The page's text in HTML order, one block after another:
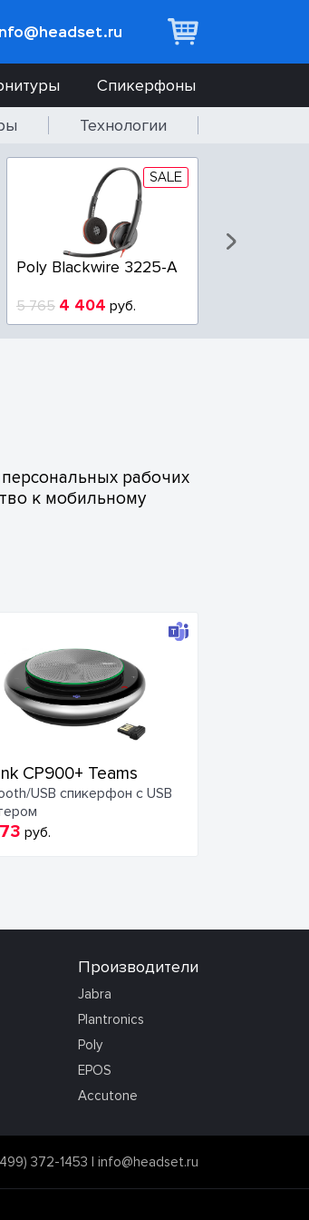
Спикерфоны
Технологии
SALE
Poly Blackwire 3225-A
5 765 4 404 руб.
рабочих
к мобильному
CP900+ Teams
USB спикерфон с USB
руб.
Производители
Jabra
Plantronics
Poly
EPOS
Accutone
372-1453 | info@headset.ru